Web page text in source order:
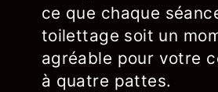
ce que chaque
toilettage soit un
agréable pour votre
à quatre pattes.